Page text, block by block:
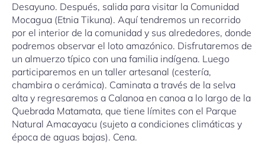
Desayuno. Después, salida para visitar la Comunidad
Mocagua (Etnia Tikuna). Aquí tendremos un recorrido
por el interior de la comunidad y sus alrededores, donde
podremos observar el loto amazónico. Disfrutaremos de
un almuerzo típico con una familia indígena. Luego
participaremos en un taller artesanal (cestería,
chambira o cerámica). Caminata a través de la selva
alta y regresaremos a Calanoa en canoa a lo largo de la
Quebrada Matamata, que tiene límites con el Parque
Natural Amacayacu (sujeto a condiciones climáticas y
época de aguas bajas). Cena.